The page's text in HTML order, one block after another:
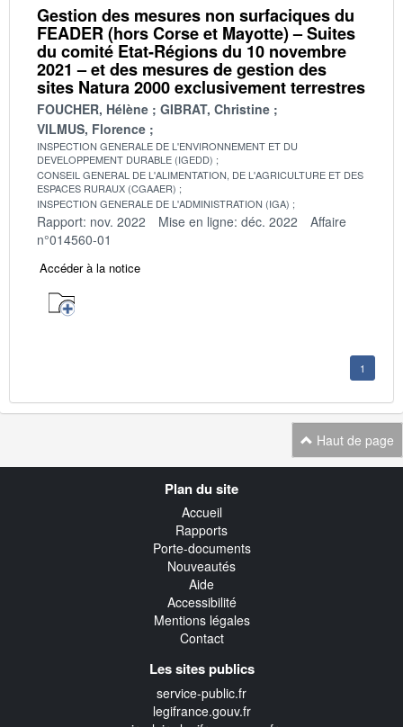
Gestion des mesures non surfaciques du
FEADER (hors Corse et Mayotte) – Suites
du comité Etat-Régions du 10 novembre
2021 – et des mesures de gestion des
sites Natura 2000 exclusivement terrestres
FOUCHER, Hélène
GIBRAT, Christine
VILMUS, Florence
INSPECTION GENERALE DE L'ENVIRONNEMENT ET DU
DEVELOPPEMENT DURABLE (IGEDD)
CONSEIL GENERAL DE L'ALIMENTATION, DE L'AGRICULTURE ET DES
ESPACES RURAUX (CGAAER)
INSPECTION GENERALE DE L'ADMINISTRATION (IGA)
Rapport: nov. 2022 Mise en ligne: déc. 2022
Affaire
n°014560-01
Accéder à la notice
1
Haut de page
Plan du site
Accueil
Rapports
Porte-documents
Nouveautés
Aide
Accessibilité
Mentions légales
Contact
Les sites publics
service-public.fr
legifrance.gouv.fr